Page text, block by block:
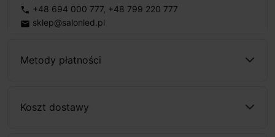
phone +48 694 000 777, +48 799 220 777
email sklep@salonled.pl
Metody płatności
Koszt dostawy